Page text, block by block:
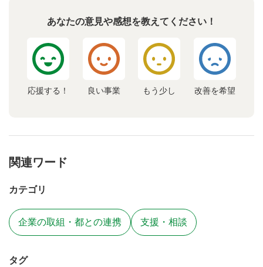
あなたの意見や感想を教えてください！
応援する！ 良い事業 もう少し 改善を希望
関連ワード
カテゴリ
企業の取組・都との連携 支援・相談
タグ